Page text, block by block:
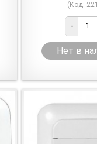
(Код:
-
Нет в